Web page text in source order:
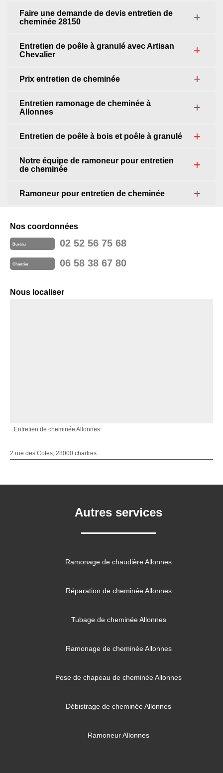
Faire une demande de devis entretien de
cheminée 28150
Entretien de poêle à granulé avec Artisan
Chevalier
Prix entretien de cheminée
Entretien ramonage de cheminée à
Allonnes
Entretien de poêle à bois et poêle à granulé
Notre équipe de ramoneur pour entretien
de cheminée
Ramoneur pour entretien de cheminée
Nos coordonnées
Bureau 02 52 56 75 68
Chantier 06 58 38 67 80
Nous localiser
Entretien de cheminée Allonnes
2 rue des Cotes, 28000 chartres
Autres services
Ramonage de chaudière Allonnes
Réparation de cheminée Allonnes
Tubage de cheminée Allonnes
Ramonage de cheminée Allonnes
Pose de chapeau de cheminée Allonnes
Débistrage de cheminée Allonnes
Ramoneur Allonnes